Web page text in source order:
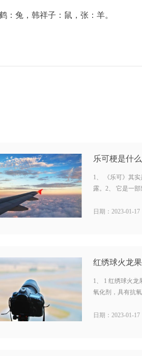
：兔，韩祥子：鼠，张：羊。
乐可梗是什
1、 《乐可》其
露。2、 它是一
日期：2023-01-17
1、 1 红绣球火
氧化剂，具有抗
日期：2023-01-17